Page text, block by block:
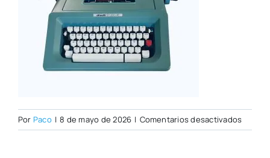
Por Paco | 8 de mayo de 2026 | Comentarios desactivadosen